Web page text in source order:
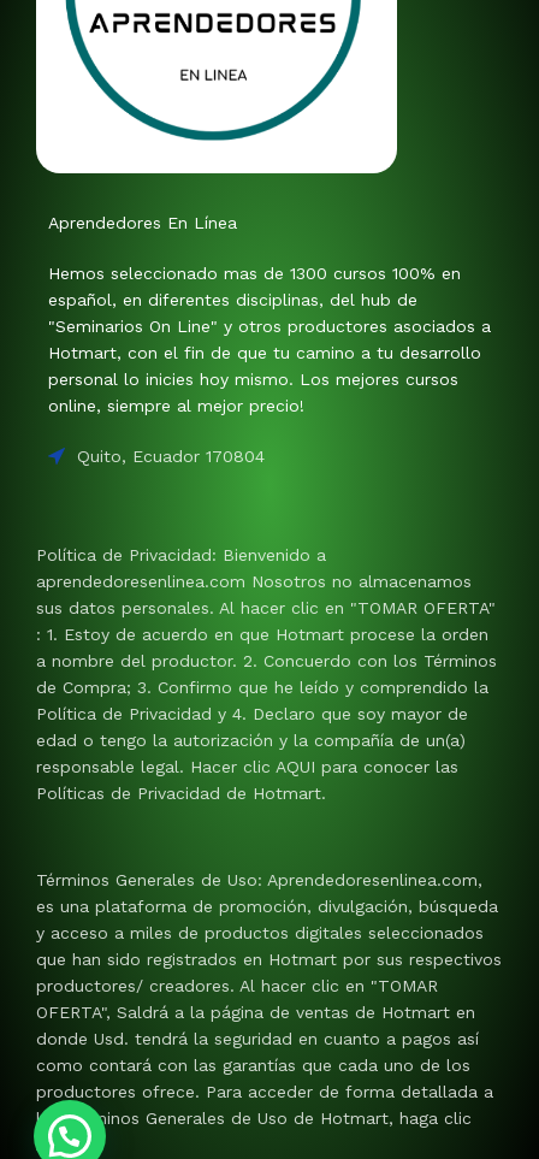
Aprendedores En Línea
Hemos seleccionado mas de 1300 cursos 100% en
español, en diferentes disciplinas, del hub de
"Seminarios On Line" y otros productores asociados a
Hotmart, con el fin de que tu camino a tu desarrollo
personal lo inicies hoy mismo. Los mejores cursos
online, siempre al mejor precio!
Quito, Ecuador 170804
Política de Privacidad: Bienvenido a
aprendedoresenlinea.com Nosotros no almacenamos
sus datos personales. Al hacer clic en "TOMAR OFERTA"
: 1. Estoy de acuerdo en que Hotmart procese la orden
a nombre del productor. 2. Concuerdo con los Términos
de Compra; 3. Confirmo que he leído y comprendido la
Política de Privacidad y 4. Declaro que soy mayor de
edad o tengo la autorización y la compañía de un(a)
responsable legal. Hacer clic AQUI para conocer las
Políticas de Privacidad de Hotmart.
Términos Generales de Uso: Aprendedoresenlinea.com,
es una plataforma de promoción, divulgación, búsqueda
y acceso a miles de productos digitales seleccionados
que han sido registrados en Hotmart por sus respectivos
productores/ creadores. Al hacer clic en "TOMAR
OFERTA", Saldrá a la página de ventas de Hotmart en
donde Usd. tendrá la seguridad en cuanto a pagos así
como contará con las garantías que cada uno de los
productores ofrece. Para acceder de forma detallada a
los Términos Generales de Uso de Hotmart, haga clic
AQUI.